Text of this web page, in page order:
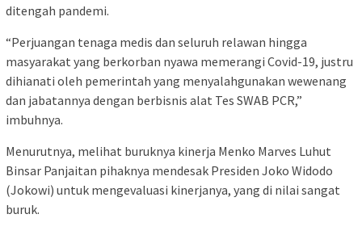
ditengah pandemi.
“Perjuangan tenaga medis dan seluruh relawan hingga
masyarakat yang berkorban nyawa memerangi Covid-19, justru
dihianati oleh pemerintah yang menyalahgunakan wewenang
dan jabatannya dengan berbisnis alat Tes SWAB PCR,”
imbuhnya.
Menurutnya, melihat buruknya kinerja Menko Marves Luhut
Binsar Panjaitan pihaknya mendesak Presiden Joko Widodo
(Jokowi) untuk mengevaluasi kinerjanya, yang di nilai sangat
buruk.